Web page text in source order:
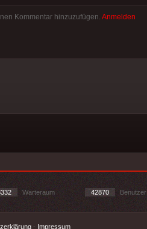
Kommentar hinzuzufügen. Anmelden
Warteraum 42870 Benutzer
- Impressum